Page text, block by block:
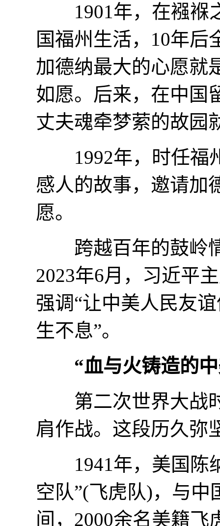
1901年，在襁褓之
国福州生活，10年后
加德纳最大的心愿就
如愿。后来，在中国
丈夫魂牵梦萦的故园
1992年，时任福州
感人的故事，邀请加
愿。
跨越百年的鼓岭情
2023年6月，习近平
强调“让中美人民友
生不息”。
“血与火铸造的
第二次世界大战时
肩作战。这段历久弥
1941年，美国陈纳
空队”(飞虎队)，与
间，2000余名美籍飞